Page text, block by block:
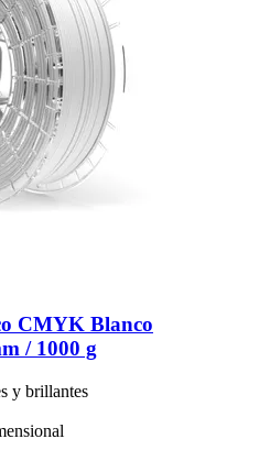
CMYK Blanco
/ 1000 g
y brillantes